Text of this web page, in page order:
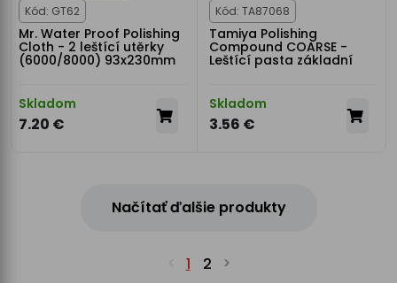
Kód: GT62
Mr. Water Proof Polishing
Cloth - 2 leštící utěrky
(6000/8000) 93x230mm
Skladom
7.20 €
Kód: TA87068
Tamiya Polishing
Compound COARSE -
Leštící pasta základní
Skladom
3.56 €
Načítať ďalšie produkty
1 2